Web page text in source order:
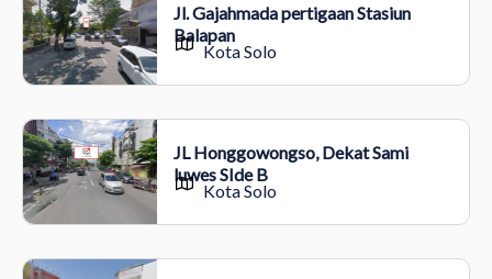
Jl. Gajahmada pertigaan Stasiun
Balapan
Kota Solo
JL Honggowongso, Dekat Sami
luwes SIde B
Kota Solo